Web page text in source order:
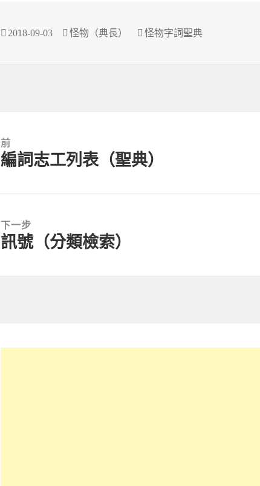
發
2018-09-03
作
怪物（典長）
分
怪物字詞聖典
前
上
章：
編詞志工列表（聖典）
下一步
下
訊號（分類檢索）